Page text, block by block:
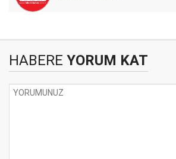
HABERE YORUM KAT